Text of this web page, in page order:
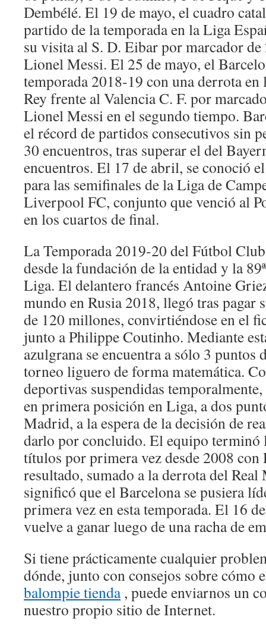
Dembélé. El 19 de mayo, el cuadro
partido de la temporada en la Liga
su visita al S. D. Eibar por marcador
Lionel Messi. El 25 de mayo, el
temporada 2018-19 con una derrota
Rey frente al Valencia C. F. por
Lionel Messi en el segundo tiempo.
el récord de partidos consecutivos sin
30 encuentros, tras superar el del
encuentros. El 17 de abril, se conoció
para las semifinales de la Liga de
Liverpool FC, conjunto que venció al
en los cuartos de final.
La Temporada 2019-20 del Fútbol
desde la fundación de la entidad y la
Liga. El delantero francés Antoine
mundo en Rusia 2018, llegó tras pagar
de 120 millones, convirtiéndose en el
junto a Philippe Coutinho. Mediante
azulgrana se encuentra a sólo 3 puntos
torneo liguero de forma matemática.
deportivas suspendidas
en primera posición en Liga, a dos
Madrid, a la espera de la decisión de
darlo por concluido. El equipo terminó
títulos por primera vez desde 2008 con
resultado, sumado a la derrota del
significó que el Barcelona se pusiera
primera vez en esta temporada. El 16
vuelve a ganar luego de una racha de
Si tiene prácticamente cualquier
dónde, junto con consejos sobre cómo
balompie tienda, puede enviarnos un
nuestro propio sitio de Internet.